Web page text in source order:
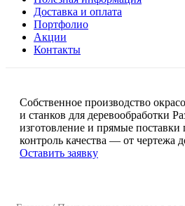
Доставка и оплата
Портфолио
Акции
Контакты
Собственное производство
и станков для деревообработки
изготовление и прямые
контроль качества — от чертежа
Оставить заявку